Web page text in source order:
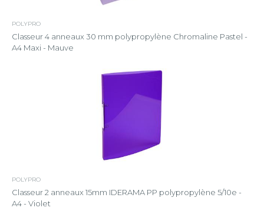
POLYPRO
Classeur 4 anneaux 30 mm polypropylène Chromaline Pastel -
A4 Maxi - Mauve
POLYPRO
Classeur 2 anneaux 15mm IDERAMA PP polypropylène 5/10e -
A4 - Violet